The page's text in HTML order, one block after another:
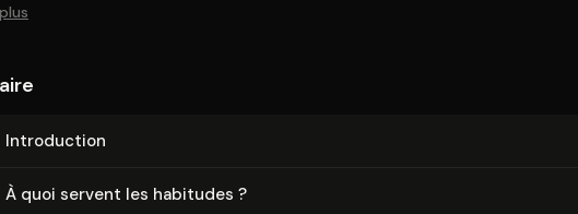
In­tro­duc­tion
À quoi servent les habitudes ?